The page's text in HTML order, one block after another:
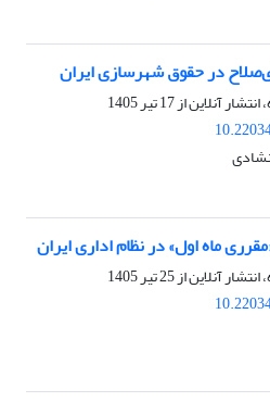
در حقوق شهرسازی ایران
آنلاین از17 تیر 1405
ماه اول» در نظام اداری ایران
آنلاین از25 تیر 1405